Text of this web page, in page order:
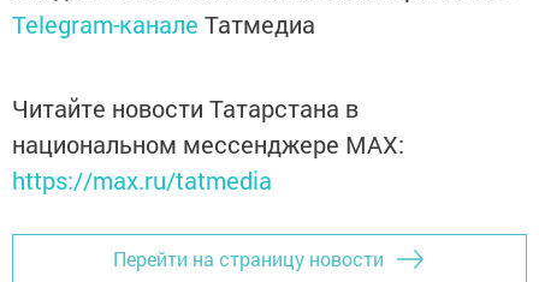
Telegram-канале Татмедиа
Читайте новости Татарстана в
национальном мессенджере MАХ:
https://max.ru/tatmedia
Перейти на страницу новости